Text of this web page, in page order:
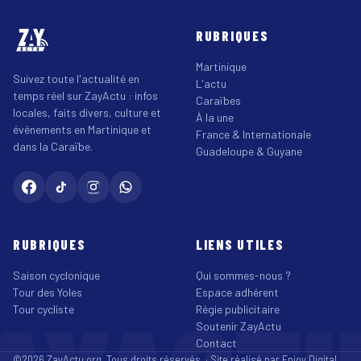
Suivez toute l'actualité en
temps réel sur ZayActu : infos
locales, faits divers, culture et
événements en Martinique et
dans la Caraïbe.
RUBRIQUES
Martinique
L'actu
Caraïbes
À la une
France & Internationale
Guadeloupe & Guyane
RUBRIQUES
Saison cyclonique
Tour des Yoles
Tour cycliste
LIENS UTILES
Qui sommes-nous ?
Espace adhérent
Régie publicitaire
Soutenir ZayActu
Contact